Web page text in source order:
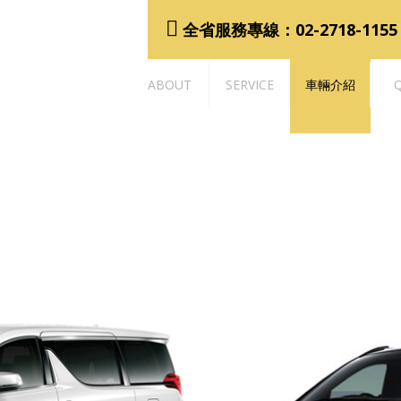
全省服務專線：02-2718-1155
ABOUT SERVICE 車輛介紹